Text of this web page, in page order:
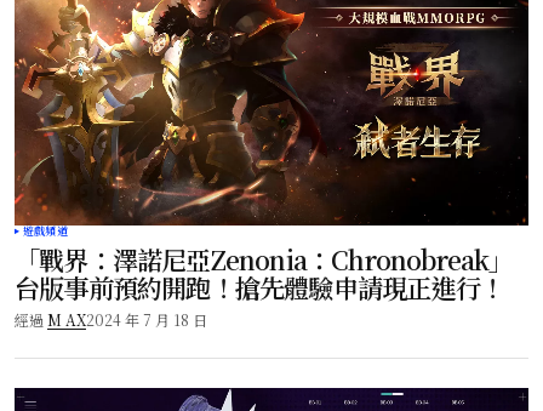
遊戲頻道
「戰界：澤諾尼亞Zenonia：Chronobreak」
台版事前預約開跑！搶先體驗申請現正進行！
經過 M AX2024 年 7 月 18 日